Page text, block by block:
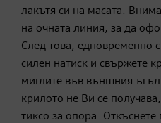
лакътя си на масата.
на очната линия, за да
След това, едновременно
силен натиск и свържете
миглите във външния
крилото не Ви се
тиксо за опора.